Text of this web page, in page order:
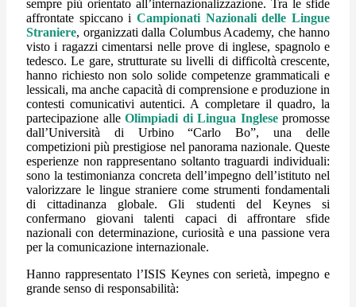
sempre più orientato all’internazionalizzazione. Tra le sfide
affrontate spiccano i Campionati Nazionali delle Lingue
Straniere, organizzati dalla Columbus Academy, che hanno
visto i ragazzi cimentarsi nelle prove di inglese, spagnolo e
tedesco. Le gare, strutturate su livelli di difficoltà crescente,
hanno richiesto non solo solide competenze grammaticali e
lessicali, ma anche capacità di comprensione e produzione in
contesti comunicativi autentici. A completare il quadro, la
partecipazione alle Olimpiadi di Lingua Inglesepromosse
dall’Università di Urbino “Carlo Bo”, una delle
competizioni più prestigiose nel panorama nazionale. Queste
esperienze non rappresentano soltanto traguardi individuali:
sono la testimonianza concreta dell’impegno dell’istituto nel
valorizzare le lingue straniere come strumenti fondamentali
di cittadinanza globale. Gli studenti del Keynes si
confermano giovani talenti capaci di affrontare sfide
nazionali con determinazione, curiosità e una passione vera
per la comunicazione internazionale.
Hanno rappresentato l’ISIS Keynes con serietà, impegno e
grande senso di responsabilità: